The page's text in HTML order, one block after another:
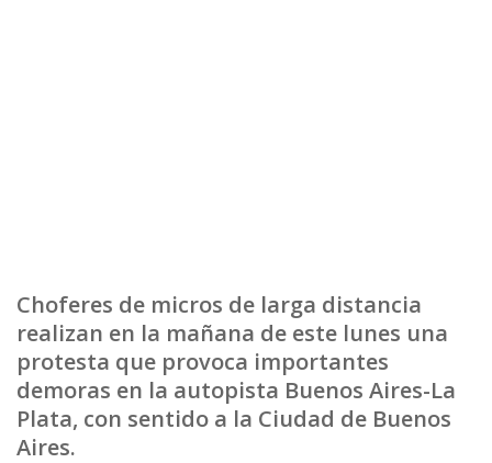
Choferes de micros de larga distancia
realizan en la mañana de este lunes una
protesta que provoca importantes
demoras en la autopista Buenos Aires-La
Plata, con sentido a la Ciudad de Buenos
Aires.